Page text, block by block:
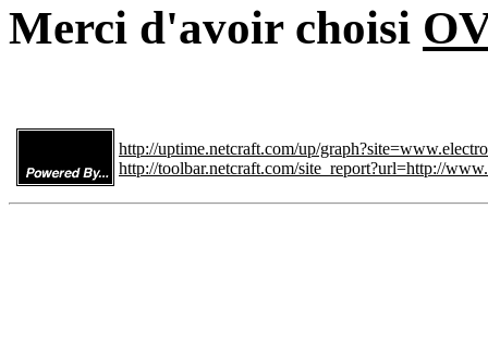
Merci d'avoir choisi
http://uptime.netcraft.com/up/
http://toolbar.netcraft.com/site_report?url=http://